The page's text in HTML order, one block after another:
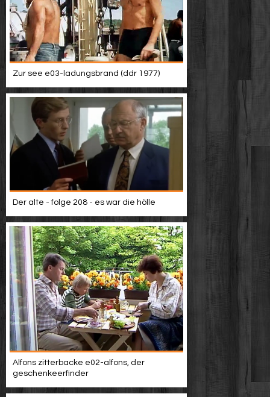
Zur see e03-ladungsbrand (ddr 1977)
Der alte - folge 208 - es war die hölle
Alfons zitterbacke e02-alfons, der
geschenkeerfinder